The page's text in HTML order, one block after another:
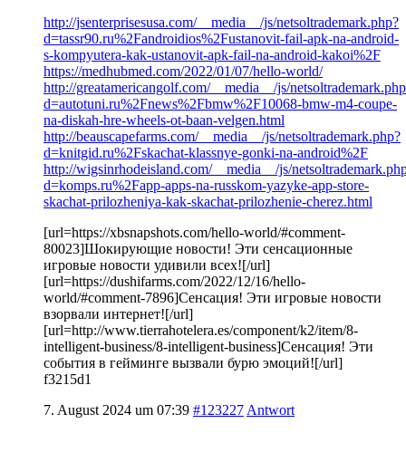
http://jsenterprisesusa.com/__media__/js/netsoltrademark.php?
d=tassr90.ru%2Fandroidios%2Fustanovit-fail-apk-na-android-
s-kompyutera-kak-ustanovit-apk-fail-na-android-kakoi%2F
https://medhubmed.com/2022/01/07/hello-world/
http://greatamericangolf.com/__media__/js/
d=autotuni.ru%2Fnews%2Fbmw%2F10068-bmw-m4-coupe-
na-diskah-hre-wheels-ot-baan-velgen.html
http://beauscapefarms.com/__media__/js/netsoltrademark.php?
d=knitgid.ru%2Fskachat-klassnye-gonki-na-android%2F
http://wigsinrhodeisland.com/__media__/js/
d=komps.ru%2Fapp-apps-na-russkom-yazyke-app-store-
skachat-prilozheniya-kak-skachat-prilozhenie-cherez.html
[url=https://xbsnapshots.com/hello-world/#comment-
80023]Шокирующие новости! Эти сенсационные
игровые новости удивили всех![/url]
[url=https://dushifarms.com/2022/12/16/hello-
world/#comment-7896]Сенсация! Эти игровые новости
взорвали интернет![/url]
[url=http://www.tierrahotelera.es/component/k2/item/8-
intelligent-business/8-intelligent-business]Сенсация! Эти
события в гейминге вызвали бурю эмоций![/url]
f3215d1
7. August 2024 um 07:39 #123227 Antwort